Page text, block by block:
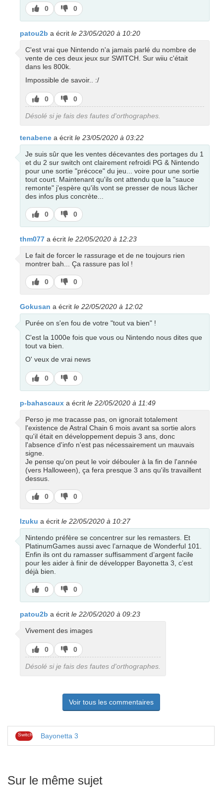
J’aime
0
J’aime
pas
0
patou2b a écrit le 23/05/2020 à 10:20
C'est vrai que Nintendo n'a jamais parlé du nombre de
vente de ces deux jeux sur SWITCH. Sur wiiu c'était
dans les 800k.
Impossible de savoir.. :/
J’aime
0
J’aime
pas
0
Désolé si je fais des fautes d'orthographes.
tenabene a écrit le 23/05/2020 à 03:22
Je suis sûr que les ventes décevantes des portages du 1
et du 2 sur switch ont clairement refroidi PG & Nintendo
pour une sortie "précoce" du jeu... voire pour une sortie
tout court. Maintenant qu'ils ont attendu que la "sauce
remonte" j'espère qu'ils vont se presser de nous lâcher
des infos plus concrète...
J’aime
0
J’aime
pas
0
thm077 a écrit le 22/05/2020 à 12:23
Le fait de forcer le rassurage et de ne toujours rien
montrer bah... Ça rassure pas lol !
J’aime
0
J’aime
pas
0
Gokusan a écrit le 22/05/2020 à 12:02
Purée on s'en fou de votre "tout va bien" !
C'est la 1000e fois que vous ou Nintendo nous dites que
tout va bien.
O' veux de vrai news
J’aime
0
J’aime
pas
0
p-bahascaux a écrit le 22/05/2020 à 11:49
Perso je me tracasse pas, on ignorait totalement
l'existence de Astral Chain 6 mois avant sa sortie alors
qu'il était en développement depuis 3 ans, donc
l'absence d'info n'est pas nécessairement un mauvais
signe.
Je pense qu'on peut le voir débouler à la fin de l'année
(vers Halloween), ça fera presque 3 ans qu'ils travaillent
dessus.
J’aime
0
J’aime
pas
0
Izuku a écrit le 22/05/2020 à 10:27
Nintendo préfère se concentrer sur les remasters. Et
PlatinumGames aussi avec l’arnaque de Wonderful 101.
Enfin ils ont du ramasser suffisamment d’argent facile
pour les aider à finir de développer Bayonetta 3, c’est
déjà bien.
J’aime
0
J’aime
pas
0
patou2b a écrit le 22/05/2020 à 09:23
Vivement des images
J’aime
0
J’aime
pas
0
Désolé si je fais des fautes d'orthographes.
Voir tous les commentaires
Switch Bayonetta 3
Sur le même sujet